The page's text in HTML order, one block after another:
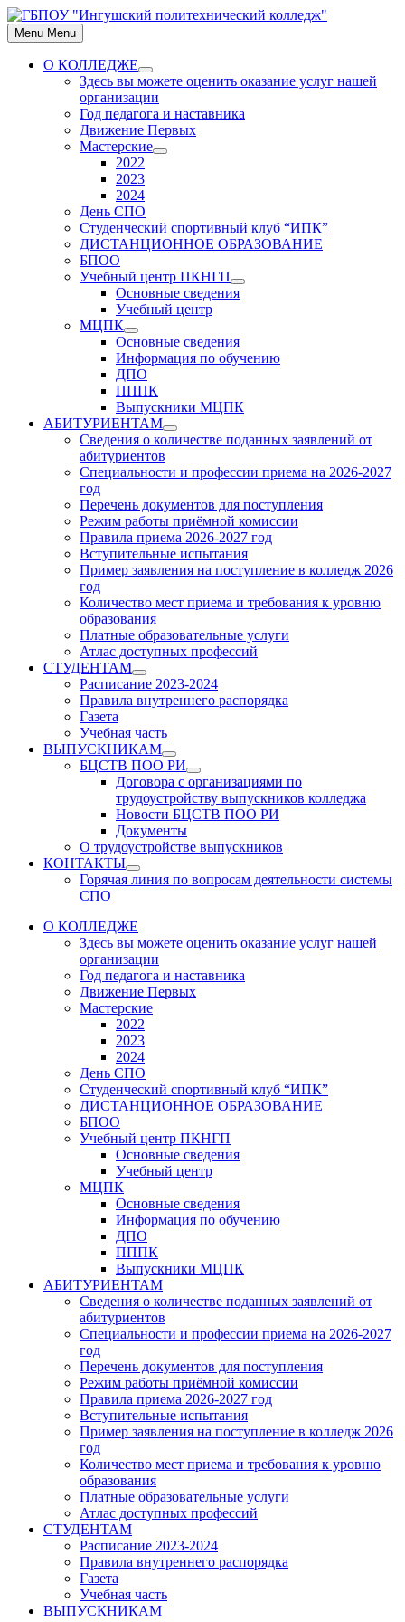
Skip
to
content
Menu Menu
О КОЛЛЕДЖЕ
Show
sub
menu
Здесь вы можете оценить оказание услуг нашей
организации
Год педагога и наставника
Движение Первых
Мастерские
Show
2022
2023
2024
День СПО
Студенческий спортивный клуб “ИПК”
ДИСТАНЦИОННОЕ ОБРАЗОВАНИЕ
БПОО
Учебный центр ПКНГП
Show
sub
Основные сведения
Учебный центр
МЦПК
Show
sub
menu
Основные сведения
Информация по обучению
ДПО
ПППК
Выпускники МЦПК
АБИТУРИЕНТАМ
Show
sub
Сведения о количестве поданных заявлений от
абитуриентов
Специальности и профессии приема на 2026-2027
год
Перечень документов для поступления
Режим работы приёмной комиссии
Правила приема 2026-2027 год
Вступительные испытания
Пример заявления на поступление в колледж 2026
год
Количество мест приема и требования к уровню
образования
Платные образовательные услуги
Атлас доступных профессий
СТУДЕНТАМ
Show
sub
menu
Расписание 2023-2024
Правила внутреннего распорядка
Газета
Учебная часть
ВЫПУСКНИКАМ
Show
sub
menu
БЦСТВ ПОО РИ
Show
sub
menu
Договора с организациями по
трудоустройству выпускников колледжа
Новости БЦСТВ ПОО РИ
Документы
О трудоустройстве выпускников
КОНТАКТЫ
Show
sub
Горячая линия по вопросам деятельности системы
СПО
О КОЛЛЕДЖЕ
Здесь вы можете оценить оказание услуг нашей
организации
Год педагога и наставника
Движение Первых
Мастерские
2022
2023
2024
День СПО
Студенческий спортивный клуб “ИПК”
ДИСТАНЦИОННОЕ ОБРАЗОВАНИЕ
БПОО
Учебный центр ПКНГП
Основные сведения
Учебный центр
МЦПК
Основные сведения
Информация по обучению
ДПО
ПППК
Выпускники МЦПК
АБИТУРИЕНТАМ
Сведения о количестве поданных заявлений от
абитуриентов
Специальности и профессии приема на 2026-2027
год
Перечень документов для поступления
Режим работы приёмной комиссии
Правила приема 2026-2027 год
Вступительные испытания
Пример заявления на поступление в колледж 2026
год
Количество мест приема и требования к уровню
образования
Платные образовательные услуги
Атлас доступных профессий
СТУДЕНТАМ
Расписание 2023-2024
Правила внутреннего распорядка
Газета
Учебная часть
ВЫПУСКНИКАМ